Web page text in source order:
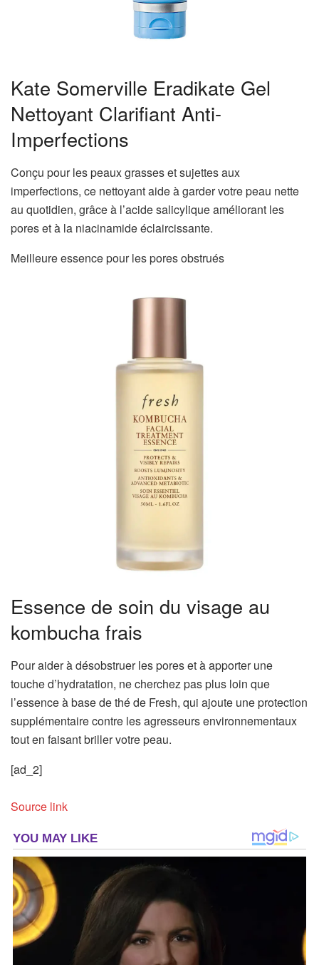
Kate Somerville Eradikate Gel
Nettoyant Clarifiant Anti-
Imperfections
Conçu pour les peaux grasses et sujettes aux
imperfections, ce nettoyant aide à garder votre peau nette
au quotidien, grâce à l’acide salicylique améliorant les
pores et à la niacinamide éclaircissante.
Meilleure essence pour les pores obstrués
Essence de soin du visage au
kombucha frais
Pour aider à désobstruer les pores et à apporter une
touche d’hydratation, ne cherchez pas plus loin que
l’essence à base de thé de Fresh, qui ajoute une protection
supplémentaire contre les agresseurs environnementaux
tout en faisant briller votre peau.
[ad_2]
Source link